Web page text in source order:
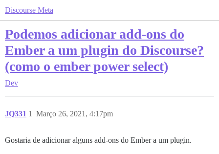
Discourse Meta
Podemos adicionar add-ons do
Ember a um plugin do Discourse?
(como o ember power select)
Dev
JQ331 Março 26, 2021, 4:17pm
1
Gostaria de adicionar alguns add-ons do Ember a um plugin.